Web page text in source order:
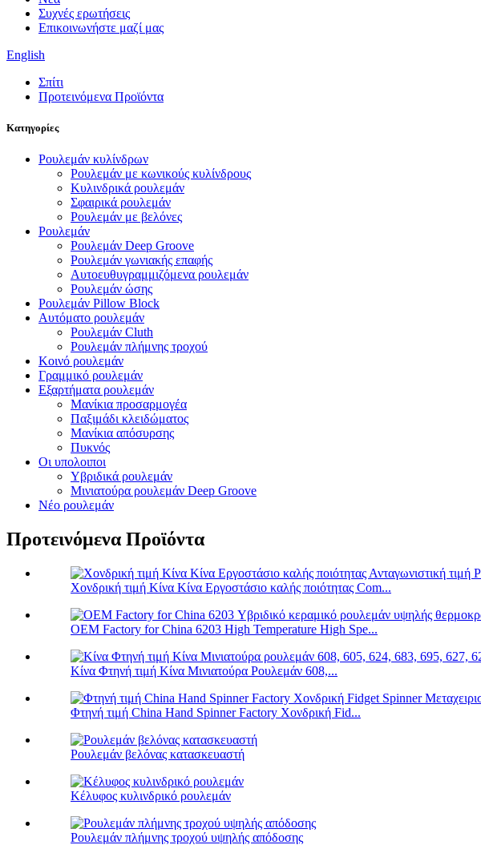
Συχνές ερωτήσεις
Επικοινωνήστε μαζί μας
English
Σπίτι
Προτεινόμενα Προϊόντα
Κατηγορίες
Ρουλεμάν κυλίνδρων
Ρουλεμάν με κωνικούς κυλίνδρους
Κυλινδρικά ρουλεμάν
Σφαιρικά ρουλεμάν
Ρουλεμάν με βελόνες
Ρουλεμάν
Ρουλεμάν Deep Groove
Ρουλεμάν γωνιακής επαφής
Αυτοευθυγραμμιζόμενα ρουλεμάν
Ρουλεμάν ώσης
Ρουλεμάν Pillow Block
Αυτόματο ρουλεμάν
Ρουλεμάν Cluth
Ρουλεμάν πλήμνης τροχού
Κοινό ρουλεμάν
Γραμμικό ρουλεμάν
Εξαρτήματα ρουλεμάν
Μανίκια προσαρμογέα
Παξιμάδι κλειδώματος
Μανίκια απόσυρσης
Πυκνός
Οι υπολοιποι
Υβριδικά ρουλεμάν
Μινιατούρα ρουλεμάν Deep Groove
Νέο ρουλεμάν
Προτεινόμενα Προϊόντα
Χονδρική τιμή Κίνα Κίνα Εργοστάσιο καλής ποιότητας Com...
OEM Factory for China 6203 High Temperature High Spe...
Κίνα Φτηνή τιμή Κίνα Μινιατούρα Ρουλεμάν 608,...
Φτηνή τιμή China Hand Spinner Factory Χονδρική Fid...
Ρουλεμάν βελόνας κατασκευαστή
Κέλυφος κυλινδρικό ρουλεμάν
Ρουλεμάν πλήμνης τροχού υψηλής απόδοσης